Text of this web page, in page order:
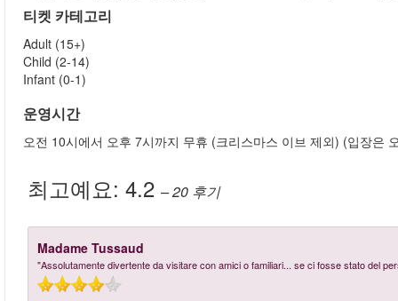
티켓 카테고리
Adult (15+)
Child (2-14)
Infant (0-1)
운영시간
오전 10시에서 오후 7시까지 무휴 (크리스마스 이브 제외) (입장은
최고예요: 4.2 – 20 후기
Madame Tussaud
"Assolutamente divertente da visitare con amici o familiari... se ci fosse stato del